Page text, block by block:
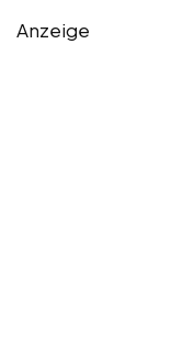
Anzeige